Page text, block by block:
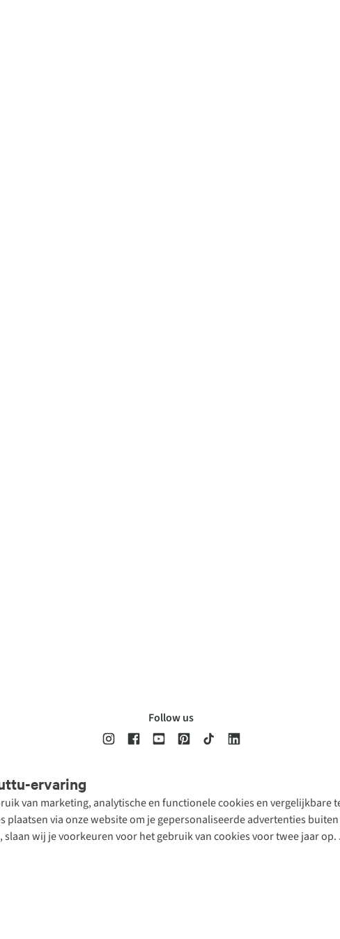
ervaring
van marketing, analytische en functionele cookies en vergelijkbare
via onze website om je gepersonaliseerde advertenties
wij je voorkeuren voor het gebruik van cookies voor twee jaar
Follow us
Disclaimer Privacy Policy